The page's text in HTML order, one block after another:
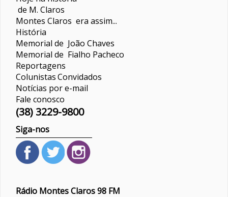
de M. Claros
Montes Claros era assim...
História
Memorial de João Chaves
Memorial de Fialho Pacheco
Reportagens
ColunistasConvidados
Notícias por e-mail
Fale conosco
(38) 3229-9800
Siga-nos
Rádio Montes Claros 98 FM